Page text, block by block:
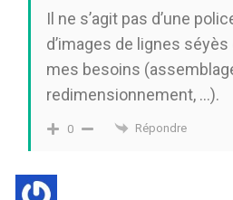
Il ne s’agit pas d’une
d’images de lignes
mes besoins
redimensionnement, …).
0 Répondre